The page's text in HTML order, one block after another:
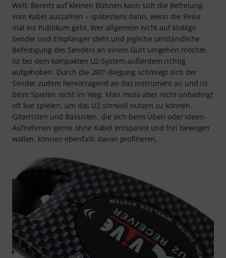
Welt. Bereits auf kleinen Bühnen kann sich die Befreiung
vom Kabel auszahlen – spätestens dann, wenn die Reise
mal ins Publikum geht. Wer allgemein nicht auf klobige
Sender und Empfänger steht und jegliche umständliche
Befestigung des Senders an einem Gurt umgehen möchte,
ist bei dem kompakten U2-System außerdem richtig
aufgehoben. Durch die 280°-Biegung schmiegt sich der
Sender zudem hervorragend an das Instrument an und ist
beim Spielen nicht im Weg. Man muss aber nicht unbedingt
oft live spielen, um das U2 sinnvoll nutzen zu können.
Gitarristen und Bassisten, die sich beim Üben oder Ideen-
Aufnehmen gerne ohne Kabel entspannt und frei bewegen
wollen, können ebenfalls davon profitieren.